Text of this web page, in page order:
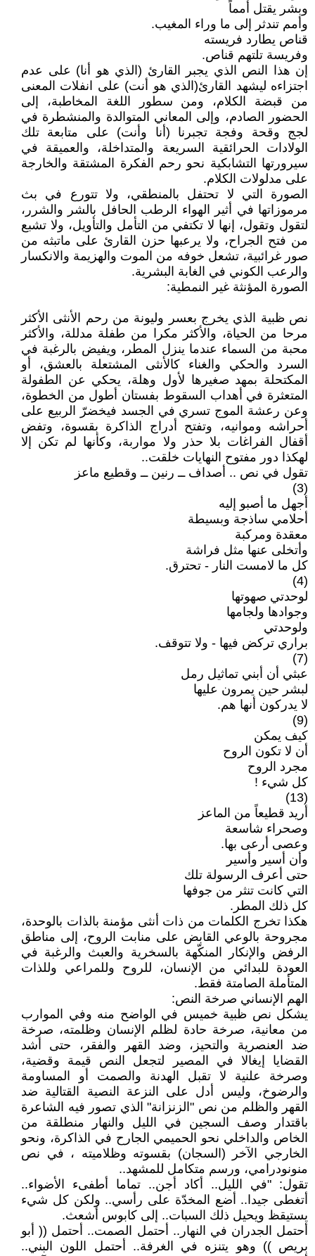
وبشر يقتل أمماً
وأمم تندثر إلى ما وراء المغيب.
قناص يطارد فريسته
وفريسة تلتهم قناص.
إن هذا النص الذي يجبر القارئ (الذي هو أنا) على عدم
اجتزاءه ليشهد القارئ(الذي هو أنت) على انفلات المعنى
من قبضة الكلام، ومن سطور اللغة المخاطبة، إلى
الحضور الصادم، وإلى المعاني المتوالدة والمنشطرة في
لجج وقحة وفجة تجبرنا (أنا وأنت) على متابعة تلك
الولادات الحرائقية السريعة والمتداخلة، والعميقة في
سيرورتها التشابكية نحو رحم الفكرة المشتقة والخارجة
على مدلولات الكلام.
الصورة التي لا تحتفل بالمنطقي، ولا تتورع في بث
مرموزاتها في أثير الهواء الرطب الحافل بالشر والشرر،
لتقول وتقول، إنها لا تكتفي من التأمل والتأويل، ولا تشبع
من فتح الجراح، ولا يرعبها حزن القارئ على ماتبثه من
صور غرائبية، تشعل خوفه من الموت والهزيمة والانكسار
والرعب الكوني في الغابة البشرية.
الصورة المؤنثة غير النمطية:
نص ظبية الذي يخرج بعسر وليونة من رحم الأنثى الأكثر
مرحا من الحياة، والأكثر مكرا من طفلة مدللة، والأكثر
محبة من السماء عندما ينزل المطر، ويفيض بالرغبة في
السرد والحكي والغناء كالأنثى المشتعلة بالعشق، أو
المكتحلة بمهد صغيرها لأول وهلة، يحكي عن الطفولة
المتعثرة في أهداب السقوط بفستان أطول من الخطوة،
وعن رعشة الموج تسري في الجسد فيخضرّ الربيع على
أحراشه وموانيه، وتفتح أدراج الذاكرة بقسوة، وتفض
أقفال الفراغات بلا حذر ولا مواربة، وكأنها لم تكن إلا
لهكذا دور مفتوح النهايات خلقت..
تقول في نص .. أصداف ــ رنين ــ وقطيع ماعز
(3)
أجهل ما أصبو إليه
أحلامي ساذجة وبسيطة
معقدة ومركبة
وأتخلى عنها مثل فراشة
كل ما لامست النار - تحترق.
(4)
لوحدتي صهوتها
وجوادها ولجامها
ولوحدتي
براري تركض فيها - ولا تتوقف.
(7)
عبثي أن أبني تماثيل رمل
لبشر حين يمرون عليها
لا يدركون أنها هم.
(9)
كيف يمكن
أن لا تكون الروح
مجرد الروح
كل شيء !
(13)
أريد قطيعاً من الماعز
وصحراء شاسعة
وعصى أرعى بها.
وأن أسير وأسير
حتى أعرف الرسولة تلك
التي كانت تنثر من جوفها
كل ذلك المطر.
هكذا تخرج الكلمات من ذات أنثى مؤمنة بالذات بالوحدة،
مجروحة بالوعي القابض على منابت الروح، إلى مناطق
الرفض والإنكار المنكّهة بالسخرية والعبث والرغبة في
العودة للبدائي من الإنسان، للروح وللمراعي وللذات
المتأملة الصامتة فقط.
الهم الإنساني صرخة النص:
يشكل نص ظبية خميس في الواضح منه وفي الموارب
من معانية، صرخة حادة لظلم الإنسان وظلمته، صرخة
ضد العنصرية والتحيز، وضد القهر والفقر، حتى أشد
القضايا إيغالا في المصير لتجعل النص قيمة وقضية،
وصرخة علنية لا تقبل الهدنة والصمت أو المساومة
والرضوخ، وليس أدل على النزعة النصية القتالية ضد
القهر والظلم من نص "الزنزانة" الذي تصور فيه الشاعرة
باقتدار وصف السجين في الليل والنهار منطلقة من
الخاص والداخلي نحو الحميمي الجارح في الذاكرة، ونحو
الخارجي الآخر (السجان) بقسوته وظلاميته ، في نص
منونودرامي، ورسم متكامل للمشهد..
تقول: "في الليل.. أكاد أجن.. تماما أطفىء الأضواء..
أتغطى جيدا.. أضع المخدّة على رأسي.. ولكن كل شيء
يستيقظ ويحيل ذلك السبات.. إلى كابوس أشعث.
أحتمل الجدران في النهار.. أحتمل الصمت.. أحتمل (( أبو
بريص )) وهو يتنزه في الغرفة.. أحتمل اللون البني..